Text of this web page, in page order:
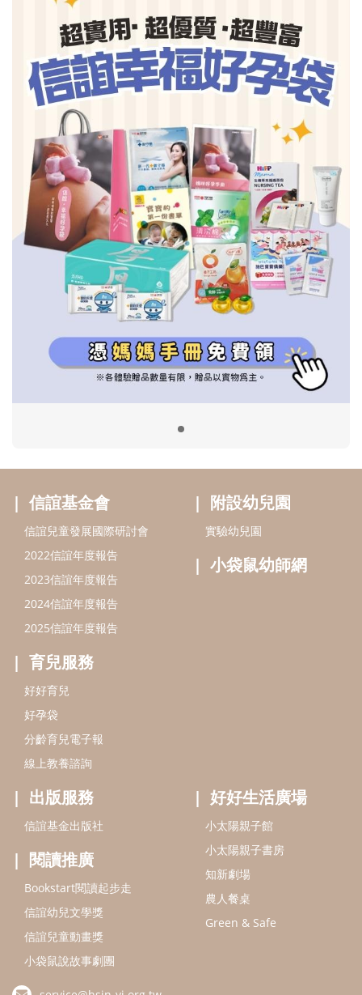
信誼基金會
2022信誼年度報告
2023信誼年度報告
2024信誼年度報告
好孕袋
分齡育兒電子報
線上教養諮詢
附設幼兒園
小袋鼠幼師網
出版服務
信誼基金出版社
閱讀推廣
Bookstart閱讀起步走
信誼幼兒文學獎
信誼兒童動畫獎
小袋鼠說故事劇團
service@hsin-yi.org.tw
信誼好好育兒
小太陽親子書房
(02)2396-5305轉2345 (週一～週五 9:00～18:00)
認識信誼 合作洽談 智慧財產權聲明
本網站建議使用IE9(含以上)或 Google Chrome 版本瀏覽器
信誼基金會/上誼文化實業股份有限公司 版權所有 ©